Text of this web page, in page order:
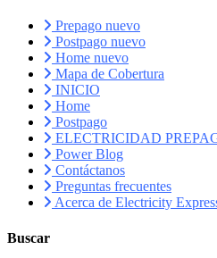
Prepago nuevo
Postpago nuevo
Home nuevo
Mapa de Cobertura
INICIO
Home
Postpago
ELECTRICIDAD
Power Blog
Contáctanos
Preguntas frecuentes
Acerca de Electricity
Buscar